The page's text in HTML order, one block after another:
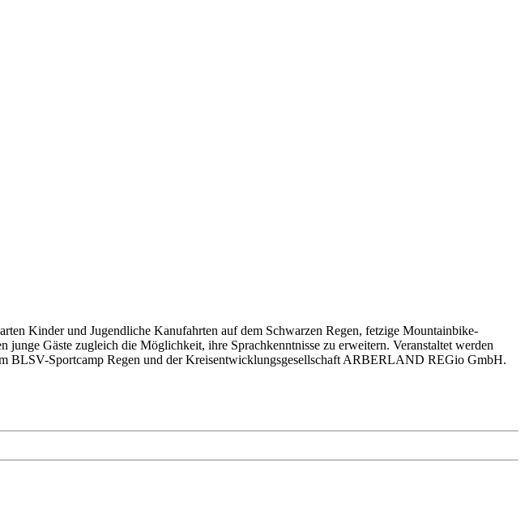
Kinder und Jugendliche Kanufahrten auf dem Schwarzen Regen, fetzige Mountainbike-
Gäste zugleich die Möglichkeit, ihre Sprachkenntnisse zu erweitern. Veranstaltet werden
BLSV-Sportcamp Regen und der Kreisentwicklungsgesellschaft ARBERLAND REGio GmbH.